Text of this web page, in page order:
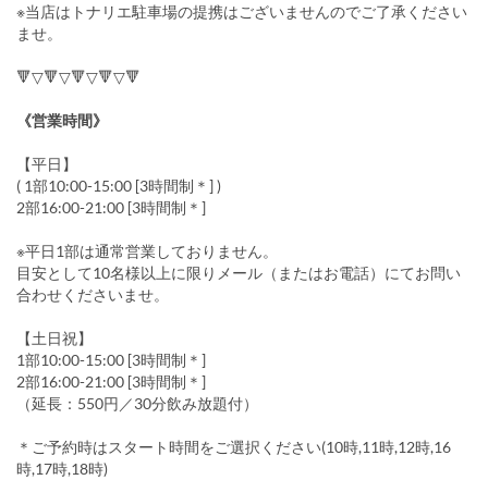
※当店はトナリエ駐車場の提携はございませんのでご了承ください
ませ。
🔻▽🔻▽🔻▽🔻▽🔻
《営業時間》
【平日】
( 1部10:00-15:00 [3時間制＊] )
2部16:00-21:00 [3時間制＊]
※平日1部は通常営業しておりません。
目安として10名様以上に限りメール（またはお電話）にてお問い
合わせくださいませ。
【土日祝】
1部10:00-15:00 [3時間制＊]
2部16:00-21:00 [3時間制＊]
（延長：550円／30分飲み放題付）
＊ご予約時はスタート時間をご選択ください(10時,11時,12時,16
時,17時,18時)